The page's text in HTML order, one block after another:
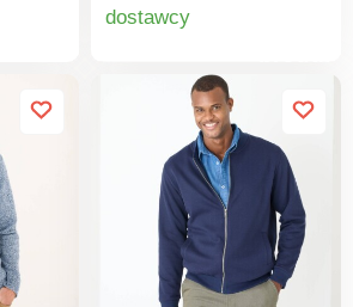
noszeniu i bardzo łatwy
gwarantowana przez
markę Excellence.
Można prać w pralce.
dostawcy